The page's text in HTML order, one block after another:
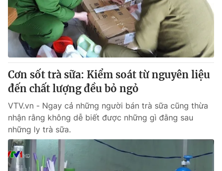
Cơn sốt trà sữa: Kiểm soát từ nguyên liệu
đến chất lượng đều bỏ ngỏ
VTV.vn - Ngay cả những người bán trà sữa cũng thừa
nhận rằng không dễ biết được những gì đằng sau
những ly trà sữa.